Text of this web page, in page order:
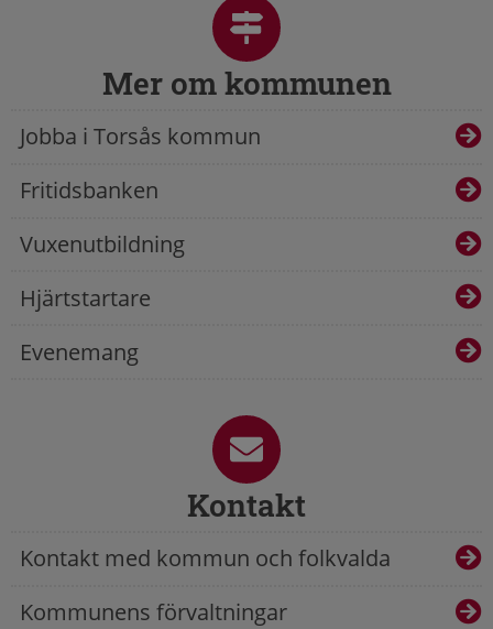
Mer om kommunen
Jobba i Torsås kommun
Fritidsbanken
Vuxenutbildning
Hjärtstartare
Evenemang
Kontakt
Kontakt med kommun och folkvalda
Kommunens förvaltningar